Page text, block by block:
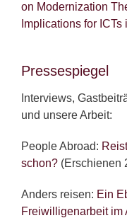
on Modernization
Implications for
Pressespiegel
Interviews,
und unsere Arbeit:
People Abroad:
schon? (Erschienen
Anders reisen: Ein
Freiwilligenarbeit im